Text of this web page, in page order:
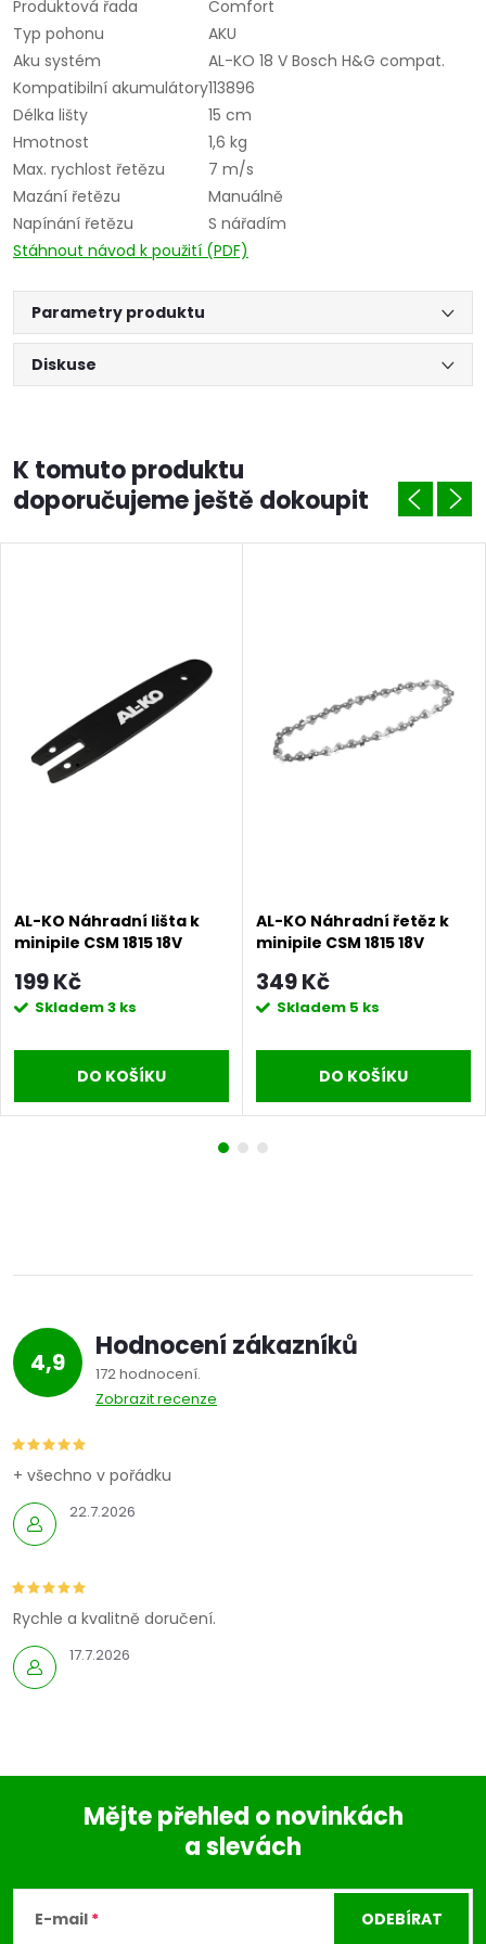
Produktová řada
Comfort
Typ pohonu
AKU
Aku systém
AL-KO 18 V Bosch H&G compat.
Kompatibilní akumulátory113896
Délka lišty
15 cm
Hmotnost
1,6 kg
Max. rychlost řetězu
7 m/s
Mazání řetězu
Manuálně
Napínání řetězu
S nářadím
Stáhnout návod k použití (PDF)
Parametry produktu
Diskuse
K tomuto produktu
doporučujeme ještě dokoupit
AL-KO Náhradní lišta k
minipile CSM 1815 18V
199 Kč
Skladem3 ks
DO KOŠÍKU
AL-KO Náhradní řetěz k
minipile CSM 1815 18V
349 Kč
Skladem 5 ks
DO KOŠÍKU
4,9 Hodnocení zákazníků
172 hodnocení
Zobrazit recenze
22.7.2026
+ všechno v pořádku
17.7.2026
Rychle a kvalitně doručení.
Mějte přehled o novinkách
a slevách
E-mail ODEBÍRAT